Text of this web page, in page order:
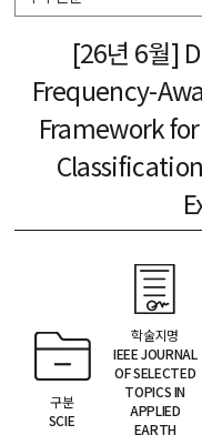
[26년 6월]
Frequency-
Framework
구분
SCIE
학술지명
IEEE JOURNAL
OF SELECTED
TOPICS IN
APPLIED
EARTH